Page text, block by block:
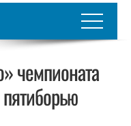
чемпионата